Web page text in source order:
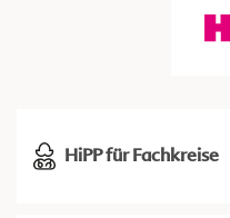
HiPP für Fachkreise